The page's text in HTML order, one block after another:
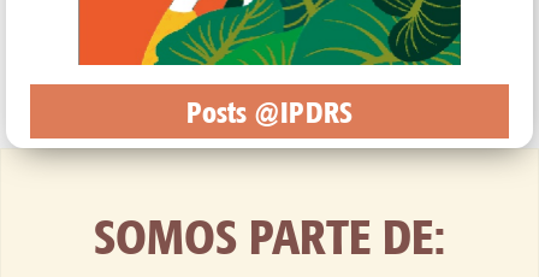
Posts @IPDRS
SOMOS PARTE DE: